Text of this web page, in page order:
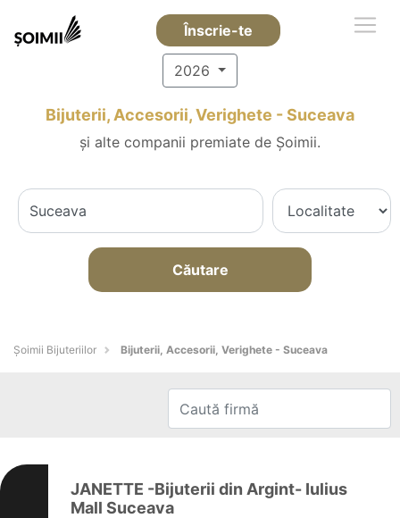
Înscrie-te
2026
Bijuterii, Accesorii, Verighete - Suceava
și alte companii premiate de Șoimii.
Căutare
Şoimii Bijuteriilor Bijuterii, Accesorii, Verighete - Suceava
JANETTE -Bijuterii din Argint- Iulius
Mall Suceava